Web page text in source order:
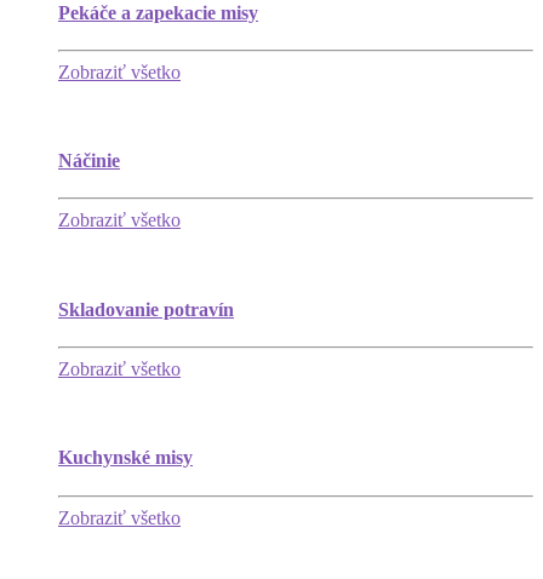
Pekáče a zapekacie misy
Zobraziť všetko
Náčinie
Zobraziť všetko
Skladovanie potravín
Zobraziť všetko
Kuchynské misy
Zobraziť všetko